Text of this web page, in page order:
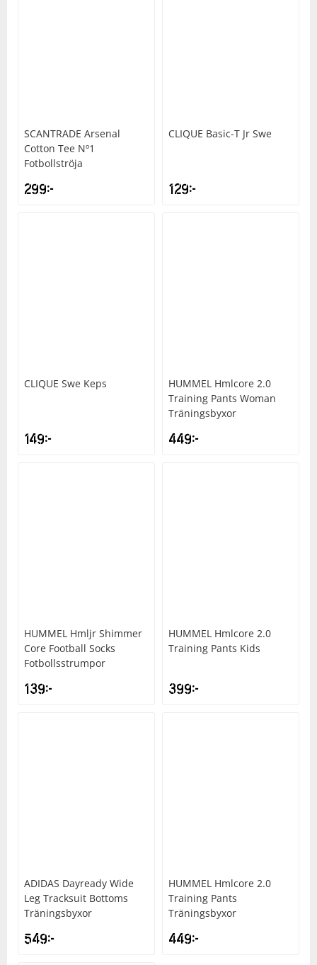
SCANTRADE Arsenal
Cotton Tee Nº1
Fotbollströja
299kr
CLIQUE Basic-T Jr Swe
129kr
CLIQUE Swe Keps
149kr
HUMMEL Hmlcore 2.0
Training Pants Woman
Träningsbyxor
449kr
HUMMEL Hmljr Shimmer
Core Football Socks
Fotbollsstrumpor
139kr
HUMMEL Hmlcore 2.0
Training Pants Kids
399kr
ADIDAS Dayready Wide
Leg Tracksuit Bottoms
Träningsbyxor
549kr
HUMMEL Hmlcore 2.0
Training Pants
Träningsbyxor
449kr